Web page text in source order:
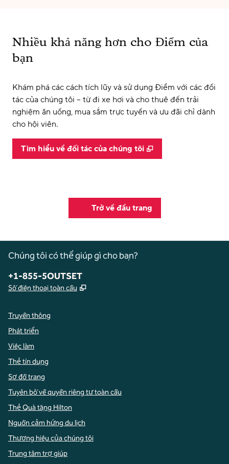
Nhiều khả năng hơn cho Điểm của
bạn
Khám phá các cách tích lũy và sử dụng Điểm với các đối
tác của chúng tôi – từ đi xe hơi và cho thuê đến trải
nghiệm ăn uống, mua sắm trực tuyến và ưu đãi chỉ dành
cho hội viên.
Tìm hiểu về đối tác của chúng tôi ,
Trở về đầu trang
Chúng tôi có thể giúp gì cho bạn?
Điện thoại:
+1-855-5OUTSET
Số điện thoại toàn cầu ,
Truyền thông
Phát triển
Việc làm
Thẻ tín dụng
Sơ đồ trang
Tuyên bố về quyền riêng tư toàn cầu
Thẻ Quà tặng Hilton
Nguồn cảm hứng du lịch
Thương hiệu của chúng tôi
Trung tâm trợ giúp